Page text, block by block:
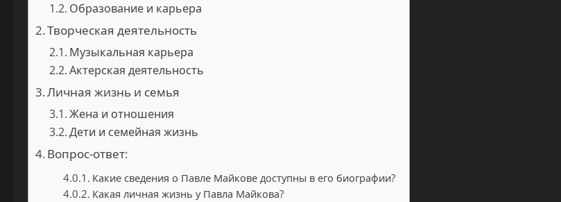
Образование и карьера
Творческая деятельность
Музыкальная карьера
Актерская деятельность
Личная жизнь и семья
Жена и отношения
Дети и семейная жизнь
Вопрос-ответ:
Какие сведения о Павле Майкове доступны в его биографии?
Какая личная жизнь у Павла Майкова?